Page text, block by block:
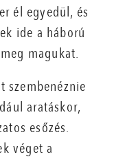
él egyedül, és
ide a háború
magukat.
szembenéznie
aratáskor,
esőzés.
véget a